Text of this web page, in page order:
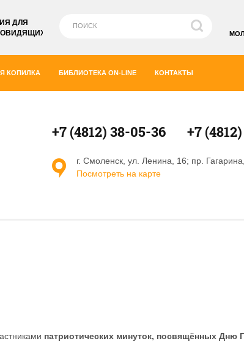
ДЛЯ
КОПИЛКА БИБЛИОТЕКА ON-LINE КОНТАКТЫ
+7 (4812) 38-05-36 +7
г. Смоленск, ул. Ленина, 16; пр.
Посмотреть на карте
патриотических минуток, посвящённых Дню